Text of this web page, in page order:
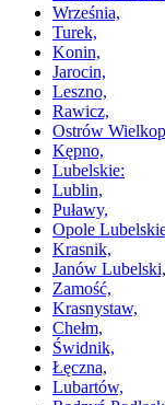
Września,
Turek,
Konin,
Jarocin,
Leszno,
Rawicz,
Ostrów
Kępno,
Lubelskie:
Lublin,
Puławy,
Opole
Krasnik,
Janów Lubelski,
Zamość,
Krasnystaw,
Chełm,
Świdnik,
Łęczna,
Lubartów,